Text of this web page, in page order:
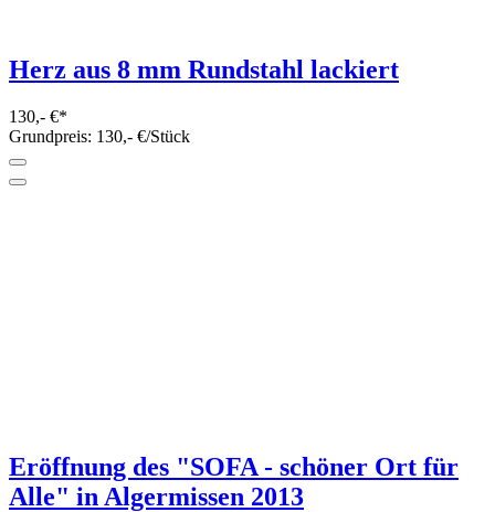
Herz aus 8 mm Rundstahl lackiert
130,- €*
Grundpreis: 130,- €/Stück
Eröffnung des "SOFA - schöner Ort für
Alle" in Algermissen 2013